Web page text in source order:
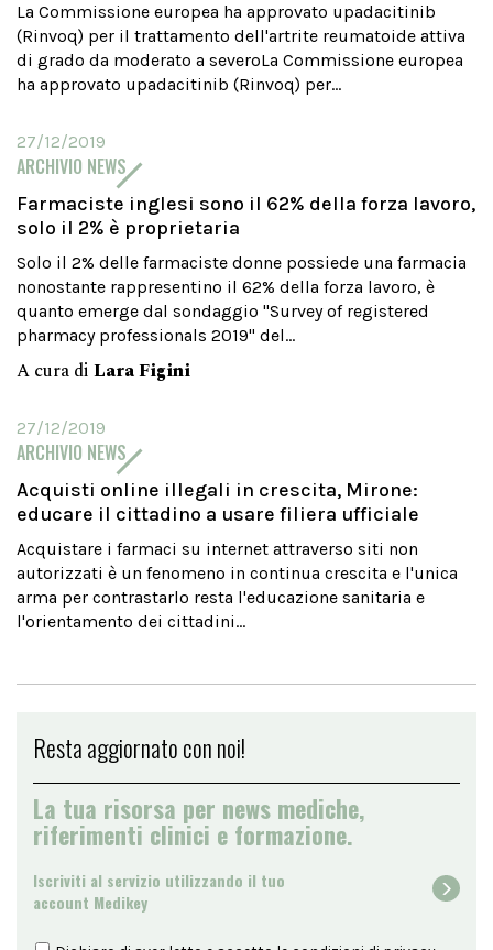
La Commissione europea ha approvato upadacitinib
(Rinvoq) per il trattamento dell'artrite reumatoide attiva
di grado da moderato a severoLa Commissione europea
ha approvato upadacitinib (Rinvoq) per...
27/12/2019
ARCHIVIO NEWS
Farmaciste inglesi sono il 62% della forza lavoro,
solo il 2% è proprietaria
Solo il 2% delle farmaciste donne possiede una farmacia
nonostante rappresentino il 62% della forza lavoro, è
quanto emerge dal sondaggio "Survey of registered
pharmacy professionals 2019" del...
A cura di Lara Figini
27/12/2019
ARCHIVIO NEWS
Acquisti online illegali in crescita, Mirone:
educare il cittadino a usare filiera ufficiale
Acquistare i farmaci su internet attraverso siti non
autorizzati è un fenomeno in continua crescita e l'unica
arma per contrastarlo resta l'educazione sanitaria e
l'orientamento dei cittadini...
Resta aggiornato con noi!
La tua risorsa per news mediche,
riferimenti clinici e formazione.
Iscriviti al servizio utilizzando il tuo
account Medikey